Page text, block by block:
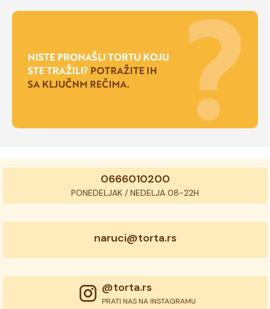
0666010200
PONEDELJAK / NEDELJA 08-22H
naruci@torta.rs
@torta.rs
PRATI NAS NA INSTAGRAMU